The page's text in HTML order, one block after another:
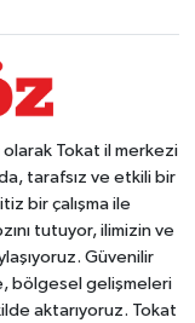
Tokat il merkezi
tarafsız ve etkili bir
bir çalışma ile
tutuyor, ilimizin ve
Güvenilir
bölgesel gelişmeleri
aktarıyoruz. Tokat